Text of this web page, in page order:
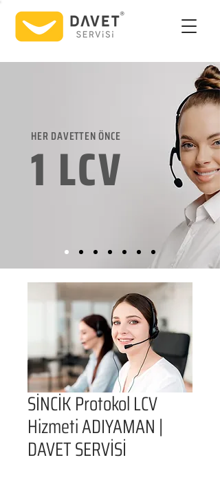
HER DAVETTEN ÖNCE
1 LCV
SİNCİK Protokol LCV
Hizmeti ADIYAMAN |
DAVET SERVİSİ